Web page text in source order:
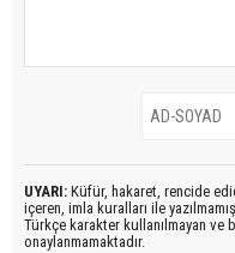
UYARI: Küfür, hakaret, rencide
içeren, imla kuralları ile
Türkçe karakter kullanılmayan ve
onaylanmamaktadır.